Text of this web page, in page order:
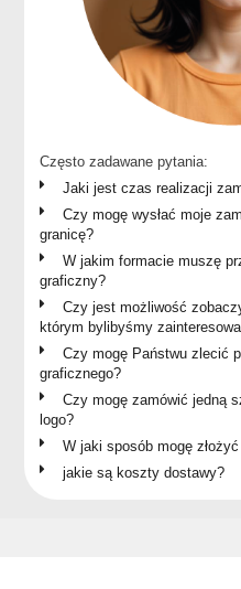
Często zadawane pytania:
Jaki jest czas realizacji
Czy mogę wysłać moje
granicę?
W jakim formacie muszę
graficzny?
Czy jest możliwość
którym bylibyśmy
Czy mogę Państwu zlecić
graficznego?
Czy mogę zamówić jedną
logo?
W jaki sposób mogę
jakie są koszty dostawy?